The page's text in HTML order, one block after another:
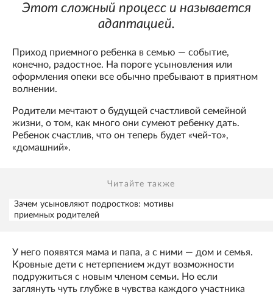
Этот сложный процесс и называется
адаптацией.
Приход приемного ребенка в семью — событие,
конечно, радостное. На пороге усыновления или
оформления опеки все обычно пребывают в приятном
волнении.
Родители мечтают о будущей счастливой семейной
жизни, о том, как много они сумеют ребенку дать.
Ребенок счастлив, что он теперь будет «чей-то»,
«домашний».
Читайте также
Зачем усыновляют подростков: мотивы
приемных родителей
У него появятся мама и папа, а с ними — дом и семья.
Кровные дети с нетерпением ждут возможности
подружиться с новым членом семьи. Но если
заглянуть чуть глубже в чувства каждого участника